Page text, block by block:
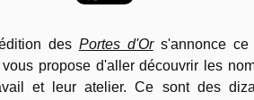
des Portes d'Ors'annonce ce
propose d'aller découvrir les
et leur atelier. Ce sont des